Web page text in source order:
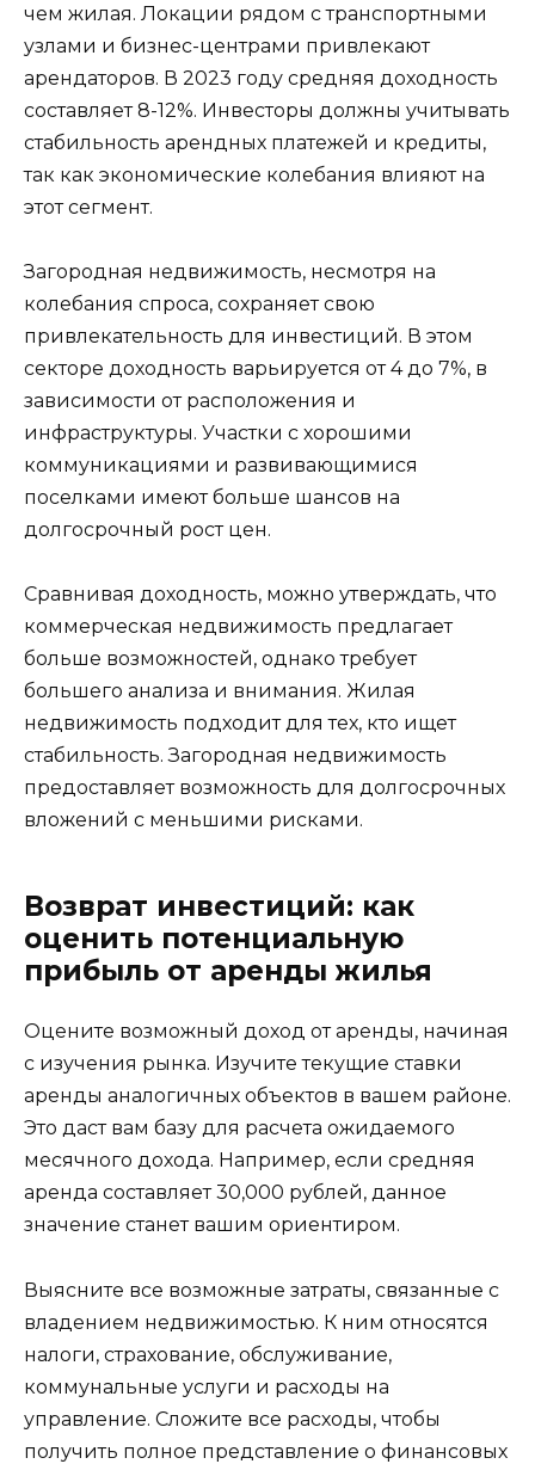
чем жилая. Локации рядом с транспортными
узлами и бизнес-центрами привлекают
арендаторов. В 2023 году средняя доходность
составляет 8-12%. Инвесторы должны учитывать
стабильность арендных платежей и кредиты,
так как экономические колебания влияют на
этот сегмент.
Загородная недвижимость, несмотря на
колебания спроса, сохраняет свою
привлекательность для инвестиций. В этом
секторе доходность варьируется от 4 до 7%, в
зависимости от расположения и
инфраструктуры. Участки с хорошими
коммуникациями и развивающимися
поселками имеют больше шансов на
долгосрочный рост цен.
Сравнивая доходность, можно утверждать, что
коммерческая недвижимость предлагает
больше возможностей, однако требует
большего анализа и внимания. Жилая
недвижимость подходит для тех, кто ищет
стабильность. Загородная недвижимость
предоставляет возможность для долгосрочных
вложений с меньшими рисками.
Возврат инвестиций: как
оценить потенциальную
прибыль от аренды жилья
Оцените возможный доход от аренды, начиная
с изучения рынка. Изучите текущие ставки
аренды аналогичных объектов в вашем районе.
Это даст вам базу для расчета ожидаемого
месячного дохода. Например, если средняя
аренда составляет 30,000 рублей, данное
значение станет вашим ориентиром.
Выясните все возможные затраты, связанные с
владением недвижимостью. К ним относятся
налоги, страхование, обслуживание,
коммунальные услуги и расходы на
управление. Сложите все расходы, чтобы
получить полное представление о финансовых